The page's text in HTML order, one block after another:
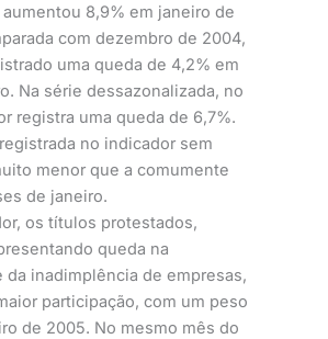
8,9% em janeiro de
com dezembro de 2004,
uma queda de 4,2% em
Na série dessazonalizada, no
registra uma queda de 6,7%.
no indicador sem
menor que a comumente
de janeiro.
os títulos protestados,
queda na
da inadimplência de empresas,
participação, com um peso
de 2005. No mesmo mês do